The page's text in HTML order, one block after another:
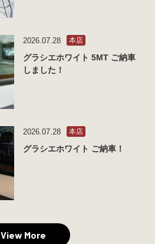
2026.07.28 本店
グラシエホワイト 5MT ご納車
しました！
2026.07.28 本店
グラシエホワイト ご納車！
View More